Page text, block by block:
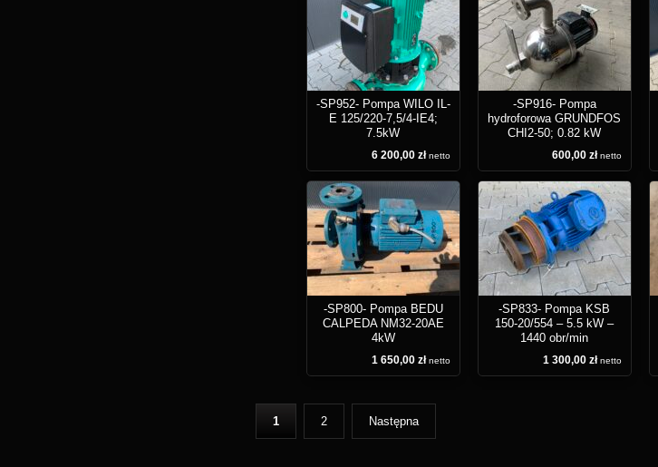
-SP952- Pompa WILO IL-
E 125/220-7,5/4-IE4;
7.5kW
6 200,00 zł netto
-SP916- Pompa
hydroforowa GRUNDFOS
CHI2-50; 0.82 kW
600,00 zł netto
-SP800- Pompa BEDU
CALPEDA NM32-20AE
4kW
1 650,00 zł netto
-SP833- Pompa KSB
150-20/554 – 5.5 kW –
1440 obr/min
1 300,00 zł netto
1 2 Następna